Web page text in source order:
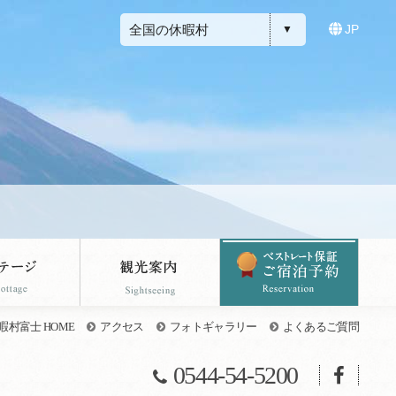
全国の休暇村 JP
村富士 HOME アクセス フォトギャラリー よくあるご質問
0544-54-5200